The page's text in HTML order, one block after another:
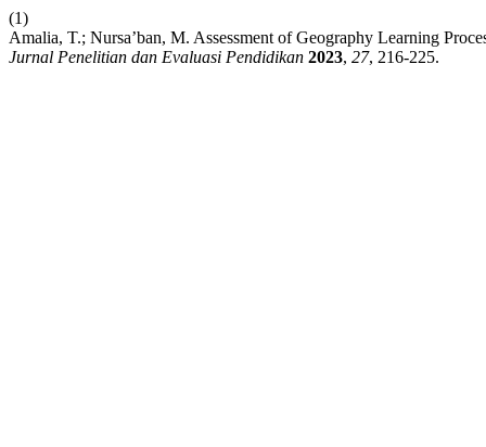
(1)
Amalia, T.; Nursa’ban, M. Assessment of Geography Learning
Jurnal Penelitian dan Evaluasi Pendidikan 2023, 27, 216-225.